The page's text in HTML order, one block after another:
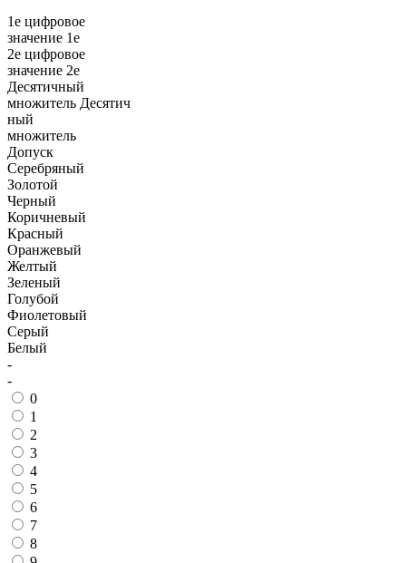
1е цифровое
значение 1е
2е цифровое
значение 2e
Десятичный
множитель Десятич
ный
множитель
Допуск
Серебряный
Золотой
Черный
Коричневый
Красный
Оранжевый
Желтый
Зеленый
Голубой
Фиолетовый
Серый
Белый
-
-
0
1
2
3
4
5
6
7
8